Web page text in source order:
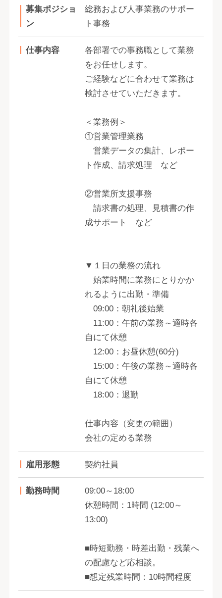
募集ポジショ
ン
総務および人事業務のサポー
ト事務
仕事内容
各部署での事務職として業務
をお任せします。
ご経験などに合わせて業務は
検討させていただきます。
＜業務例＞
①営業管理業務
営業データの集計、レポー
ト作成、請求処理 など
②営業所支援事務
請求書の処理、見積書の作
成サポート など
▼１日の業務の流れ
始業時間に業務にとりかか
れるように出勤・準備
09:00：朝礼後始業
11:00：午前の業務～適時各
自にて休憩
12:00：お昼休憩(60分)
15:00：午後の業務～適時各
自にて休憩
18:00：退勤
仕事内容（変更の範囲）
会社の定める業務
雇用形態 契約社員
勤務時間
09:00～18:00
休憩時間：1時間 (12:00～
13:00)
■時短勤務・時差出勤・残業へ
の配慮など応相談。
■想定残業時間：10時間程度